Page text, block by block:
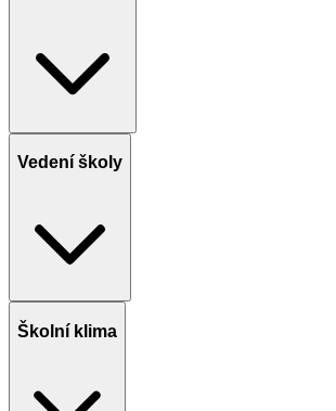
Vedení školy
Školní klima